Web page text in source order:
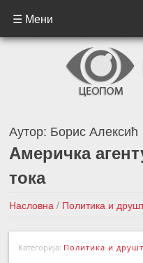
☰ Мени
Аутор: Борис Алексић
Америчка
тока
Насловна / Политика и
Јужног тока
Категорија: Политика и